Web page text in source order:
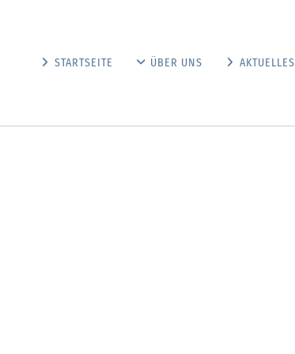
STARTSEITE ÜBER UNS AKTUELLES